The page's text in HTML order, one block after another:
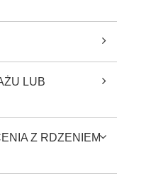
LUB
Z RDZENIEM